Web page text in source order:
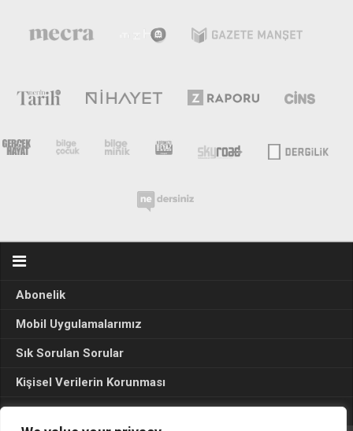
Abonelik
Mobil Uygulamalarımız
Sık Sorulan Sorular
Kişisel Verilerin Korunması
Seçim Sonuçları 2024